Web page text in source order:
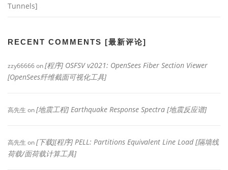
Tunnels]
RECENT COMMENTS [最新评论]
zzy66666on[程序] OSFSV v2021: OpenSees Fiber Section Viewer
[OpenSees纤维截面可视化工具]
高先生on[地震工程] Earthquake Response Spectra [地震反应谱]
高先生on[下载][程序] PELL: Partitions Equivalent Line Load [隔墙线
荷载/面荷载计算工具]